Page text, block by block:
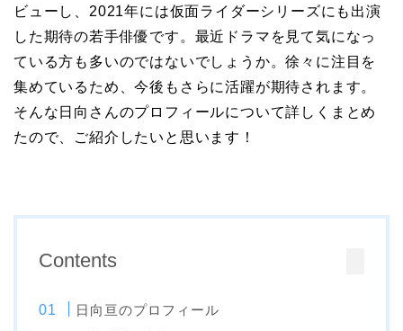
ビューし、2021年には仮面ライダーシリーズにも出演
した期待の若手俳優です。最近ドラマを見て気になっ
ている方も多いのではないでしょうか。徐々に注目を
集めているため、今後もさらに活躍が期待されます。
そんな日向さんのプロフィールについて詳しくまとめ
たので、ご紹介したいと思います！
Contents
日向亘のプロフィール